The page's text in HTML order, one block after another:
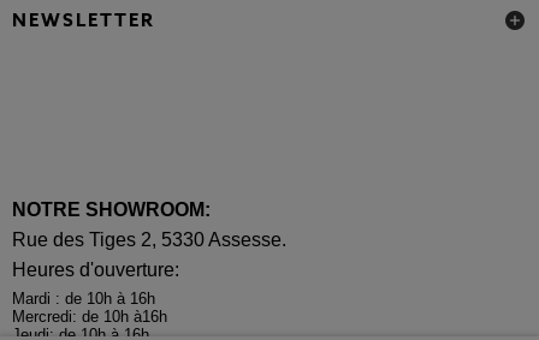
NEWSLETTER
NOTRE SHOWROOM:
Rue des Tiges 2, 5330 Assesse.
Heures d'ouverture:
Mardi : de 10h à 16h
Mercredi: de 10h à16h
Jeudi: de 10h à 16h